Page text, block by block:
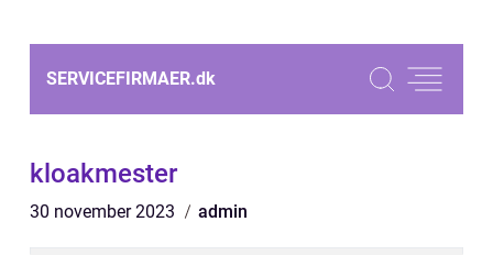
SERVICEFIRMAER.dk
kloakmester
30 november 2023 admin